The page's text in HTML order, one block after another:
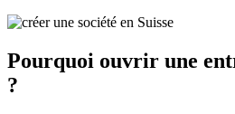
Pourquoi ouvrir une
?